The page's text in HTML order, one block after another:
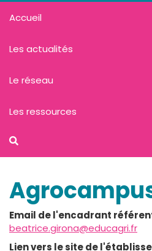
Email de l'encadrant
beatrice.girona@educagri.fr
Lien vers le site de
Accueil
Les actualités
Le réseau
Les ressources